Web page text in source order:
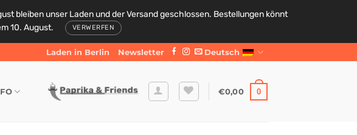
bleiben unser Laden und der Versand geschlossen. Bestellungen könnt
10. August.
VERWERFEN
Deutsch
Laden in Berlin Newsletter
€0,00 0